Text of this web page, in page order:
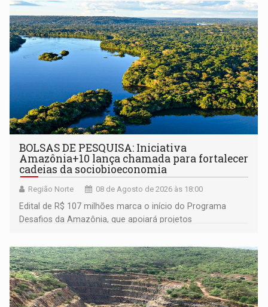
BOLSAS DE PESQUISA: Iniciativa
Amazônia+10 lança chamada para fortalecer
cadeias da sociobioeconomia
Região Norte 08 de Agosto de 2026 às 18:00
Edital de R$ 107 milhões marca o início do Programa
Desafios da Amazônia, que apoiará projetos
submissão de pré-propostas poderá ser feita até 1º de
setembro